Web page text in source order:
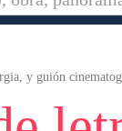
y guión